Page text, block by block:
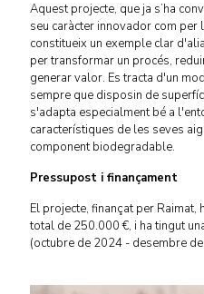
Aquest projecte, que ja s’ha
seu caràcter innovador com
constitueix un exemple clar
per transformar un procés,
generar valor. Es tracta d'un
sempre que disposin de
s'adapta especialment bé a
característiques de les seves
component biodegradable.
Pressupost i finançament
El projecte, finançat per
total de 250.000 €, i ha tingut
(octubre de 2024 - desembre